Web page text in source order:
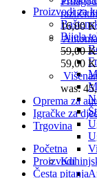
Proizvodi za
Bijela
16,00
59,00
59,00
was:
Oprema za
Igračke za
Trgovina
Početna
Proizvodi
Česta pitanja